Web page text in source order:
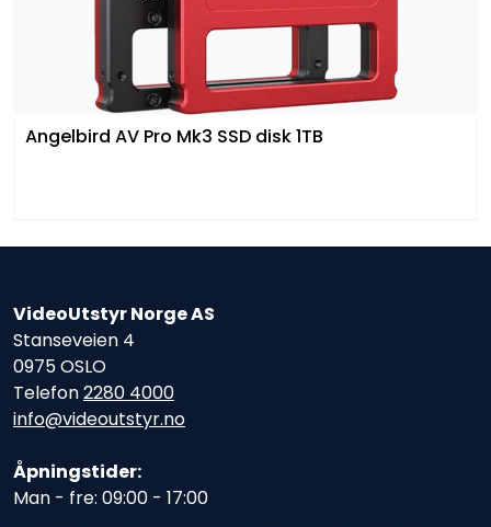
Angelbird AV Pro Mk3 SSD disk 1TB
VideoUtstyr Norge AS
Stanseveien 4
0975 OSLO
Telefon2280 4000
info@videoutstyr.no
Åpningstider:
Man - fre: 09:00 - 17:00